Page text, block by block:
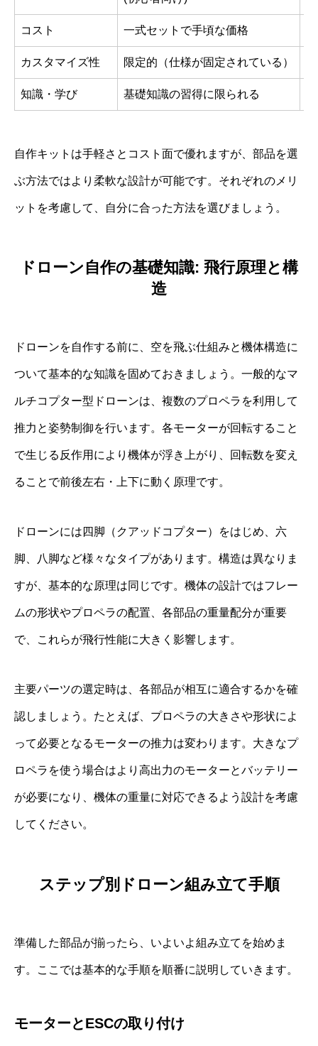
コスト 一式セットで手頃な価格
カスタマイズ性 限定的（仕様が固定されている）
知識・学び 基礎知識の習得に限られる
自作キットは手軽さとコスト面で優れますが、部品を選
ぶ方法ではより柔軟な設計が可能です。それぞれのメリ
ットを考慮して、自分に合った方法を選びましょう。
ドローン自作の基礎知識: 飛行原理と構
造
ドローンを自作する前に、空を飛ぶ仕組みと機体構造に
ついて基本的な知識を固めておきましょう。一般的なマ
ルチコプター型ドローンは、複数のプロペラを利用して
推力と姿勢制御を行います。各モーターが回転すること
で生じる反作用により機体が浮き上がり、回転数を変え
ることで前後左右・上下に動く原理です。
ドローンには四脚（クアッドコプター）をはじめ、六
脚、八脚など様々なタイプがあります。構造は異なりま
すが、基本的な原理は同じです。機体の設計ではフレー
ムの形状やプロペラの配置、各部品の重量配分が重要
で、これらが飛行性能に大きく影響します。
主要パーツの選定時は、各部品が相互に適合するかを確
認しましょう。たとえば、プロペラの大きさや形状によ
って必要となるモーターの推力は変わります。大きなプ
ロペラを使う場合はより高出力のモーターとバッテリー
が必要になり、機体の重量に対応できるよう設計を考慮
してください。
ステップ別ドローン組み立て手順
準備した部品が揃ったら、いよいよ組み立てを始めま
す。ここでは基本的な手順を順番に説明していきます。
モーターとESCの取り付け